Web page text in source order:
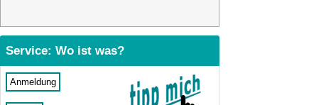
Service: Wo ist was?
Anmeldung